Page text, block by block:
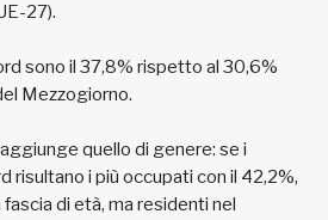
27).
sono il 37,8% rispetto al 30,6%
Mezzogiorno.
quello di genere: se i
risultano i più occupati con il 42,2%,
di età, ma residenti nel